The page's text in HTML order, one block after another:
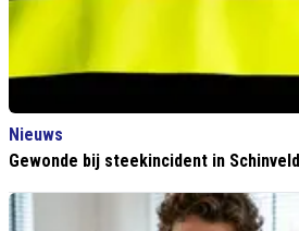
Nieuws
Gewonde bij steekincident in Schinveld